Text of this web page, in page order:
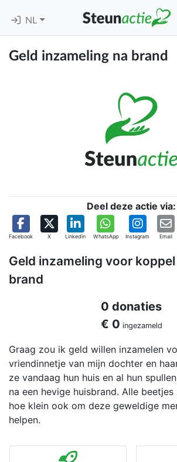
NL
Geld inzameling na brand
Deel deze actie via:
Facebook X Linkedin WhatsApp Instagram Email
Geld inzameling voor
brand
0 donaties
€ 0 ingezameld
Graag zou ik geld willen inzamelen
vriendinnetje van mijn dochter en
ze vandaag hun huis en al hun
na een hevige huisbrand. Alle
hoe klein ook om deze geweldige
helpen.